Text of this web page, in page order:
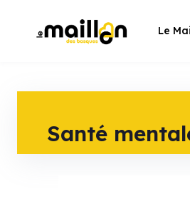
Le
Santé